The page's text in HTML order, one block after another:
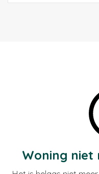
width with a large
all major roads in and
lovely, spacious and
location in the
Woning niet